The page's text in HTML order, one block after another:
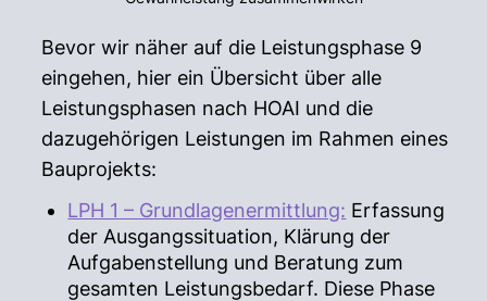
Bevor wir näher auf die Leistungsphase 9
eingehen, hier ein Übersicht über alle
Leistungsphasen nach HOAI und die
dazugehörigen Leistungen im Rahmen eines
Bauprojekts:
LPH 1 – Grundlagenermittlung: Erfassung
der Ausgangssituation, Klärung der
Aufgabenstellung und Beratung zum
gesamten Leistungsbedarf. Diese Phase